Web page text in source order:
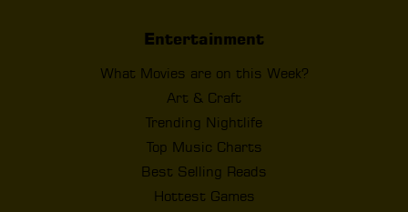
Entertainment
What Movies are on this Week?
Art & Craft
Trending Nightlife
Top Music Charts
Best Selling Reads
Hottest Games